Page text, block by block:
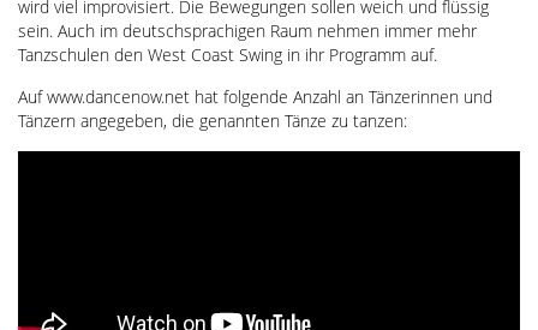
wird viel improvisiert. Die Bewegungen sollen weich und flüssig
sein. Auch im deutschsprachigen Raum nehmen immer mehr
Tanzschulen den West Coast Swing in ihr Programm auf.
Auf www.dancenow.net hat folgende Anzahl an Tänzerinnen und
Tänzern angegeben, die genannten Tänze zu tanzen: